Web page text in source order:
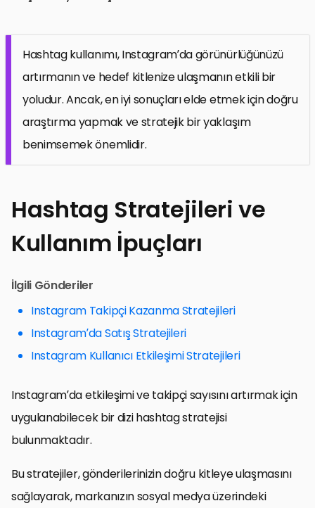
Hashtag kullanımı, Instagram’da görünürlüğünüzü
artırmanın ve hedef kitlenize ulaşmanın etkili bir
yoludur. Ancak, en iyi sonuçları elde etmek için doğru
araştırma yapmak ve stratejik bir yaklaşım
benimsemek önemlidir.
Hashtag Stratejileri ve
Kullanım İpuçları
İlgili Gönderiler
Instagram Takipçi Kazanma Stratejileri
Instagram’da Satış Stratejileri
Instagram Kullanıcı Etkileşimi Stratejileri
Instagram’da etkileşimi ve takipçi sayısını artırmak için
uygulanabilecek bir dizi hashtag stratejisi
bulunmaktadır.
Bu stratejiler, gönderilerinizin doğru kitleye ulaşmasını
sağlayarak, markanızın sosyal medya üzerindeki